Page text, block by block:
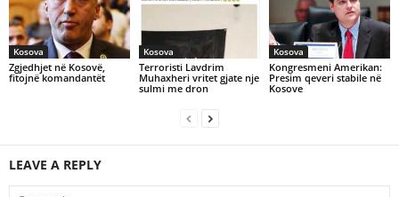
Kosova
Zgjedhjet në Kosovë,
fitojnë komandantët
Kosova
Terroristi Lavdrim
Muhaxheri vritet gjate nje
sulmi me dron
Kosova
Kongresmeni Amerikan:
Presim qeveri stabile në
Kosove
LEAVE A REPLY